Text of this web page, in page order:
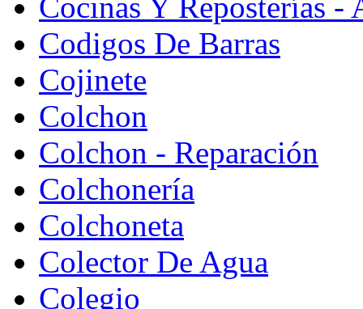
Codigos De Barras
Cojinete
Colchon
Colchon - Reparación
Colchonería
Colchoneta
Colector De Agua
Colegio